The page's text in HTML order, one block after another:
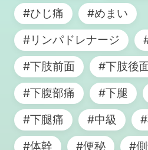
#ひじ痛
#めまい
#リンパドレナージ
#下肢前面
#下肢後
#下腹部痛
#下腿
#下腿痛
#中級
#体幹
#便秘
#